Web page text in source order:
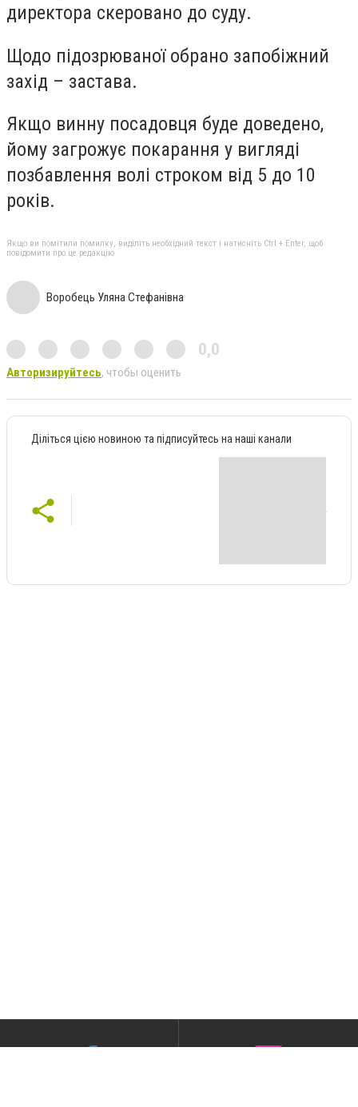
директора скеровано до суду.
Щодо підозрюваної обрано запобіжний
захід – застава.
Якщо винну посадовця буде доведено,
йому загрожує покарання у вигляді
позбавлення волі строком від 5 до 10
років.
Якщо ви помітили помилку, виділіть необхідний текст і натисніть Ctrl + Enter, щоб
повідомити про це редакцію
Воробець Уляна Стефанівна
0,0
Авторизируйтесь, чтобы оценить
Діліться цією новиною та підписуйтесь на наші канали